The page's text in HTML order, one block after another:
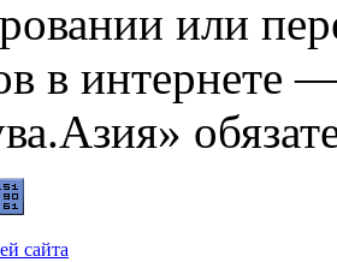
или
в интернете